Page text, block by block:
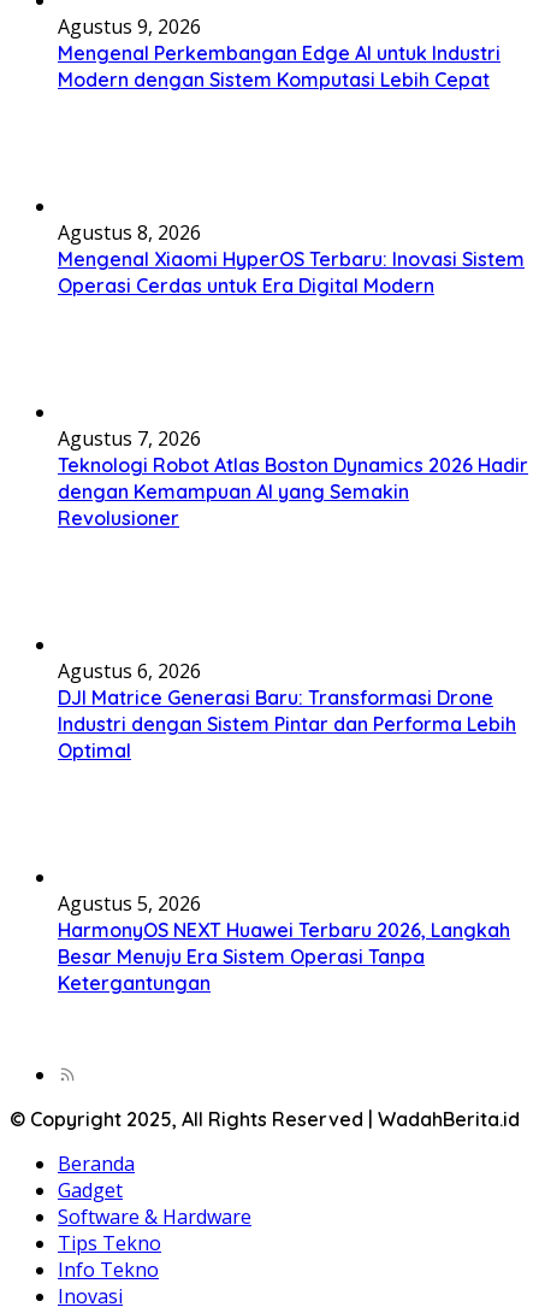
Agustus 9, 2026
Mengenal Perkembangan Edge AI untuk Industri
Modern dengan Sistem Komputasi Lebih Cepat
Agustus 8, 2026
Mengenal Xiaomi HyperOS Terbaru: Inovasi Sistem
Operasi Cerdas untuk Era Digital Modern
Agustus 7, 2026
Teknologi Robot Atlas Boston Dynamics 2026 Hadir
dengan Kemampuan AI yang Semakin
Revolusioner
Agustus 6, 2026
DJI Matrice Generasi Baru: Transformasi Drone
Industri dengan Sistem Pintar dan Performa Lebih
Optimal
Agustus 5, 2026
HarmonyOS NEXT Huawei Terbaru 2026, Langkah
Besar Menuju Era Sistem Operasi Tanpa
Ketergantungan
© Copyright 2025, All Rights Reserved | WadahBerita.id
Beranda
Gadget
Software & Hardware
Tips Tekno
Info Tekno
Inovasi